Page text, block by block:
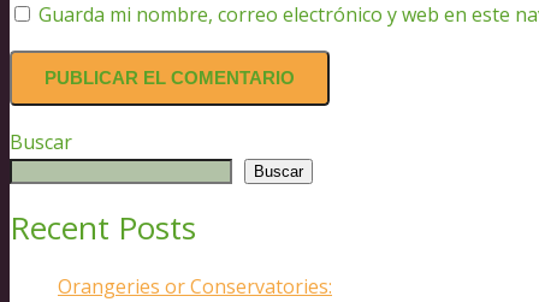
Guarda mi nombre, correo electrónico y web en este
Buscar
Buscar
Recent Posts
Orangeries or Conservatories: